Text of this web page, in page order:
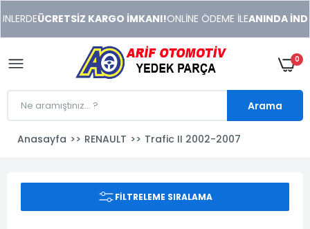
xonusu
veren
sitolar
ÜCRETSİZ KARGO İMKANI!ONLİNE ÖDEME İLEANINDA
0
Arama
Anasayfa RENAULT Trafic II 2002-2007
FILTRELEME SIRALAMA